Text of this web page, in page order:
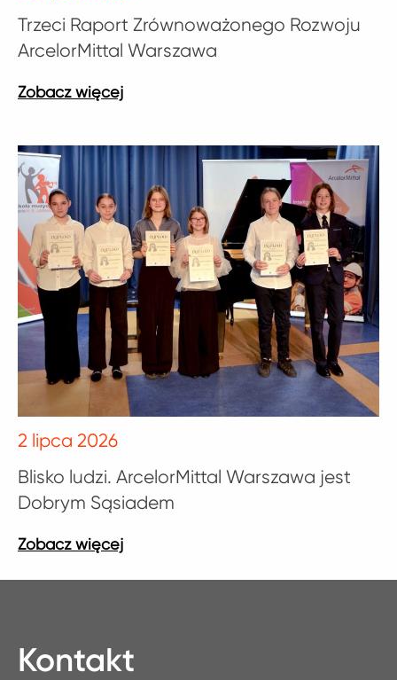
Trzeci Raport Zrównoważonego Rozwoju
ArcelorMittal Warszawa
Blisko ludzi. ArcelorMittal Warszawa jest
Dobrym Sąsiadem
2 lipca 2026
Kontakt